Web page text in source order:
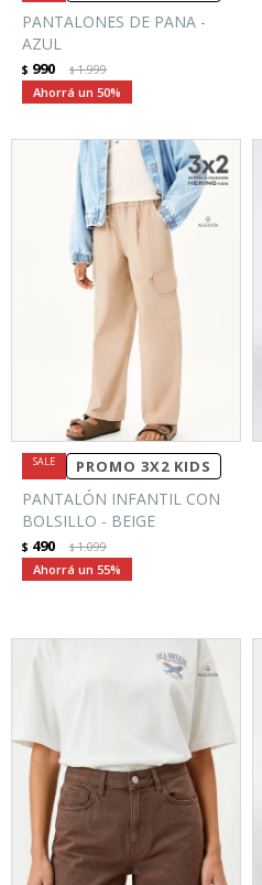
PANTALONES DE PANA -
AZUL
$ 990 $1.999
50
PROMO 3X2 KIDS
PANTALÓN INFANTIL CON
BOLSILLO - BEIGE
$ 490 $1.099
55